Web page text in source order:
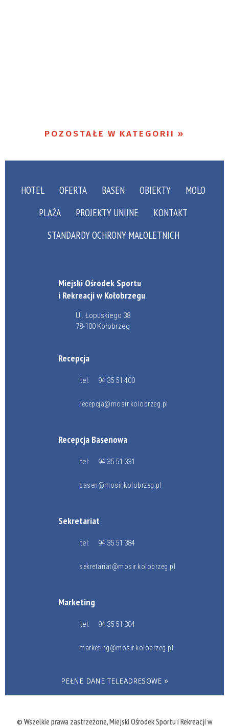
POZOSTAŁE W KATEGORII
HOTEL OFERTA BASEN OBIEKTY
MOLO
PLAŻA
PROJEKTY UNIJNE
KONTAKT
STANDARDY OCHRONY MAŁOLETNICH
Miejski Ośrodek Sportu
i Rekreacji w Kołobrzegu
Ul. Łopuskiego 38
78-100 Kołobrzeg
Recepcja
tel: 94 35 51 400
recepcja@mosir.kolobrzeg.pl
Recepcja Basenowa
tel: 94 35 51 331
basen@mosir.kolobrzeg.pl
Sekretariat
tel: 94 35 51 384
sekretariat@mosir.kolobrzeg.pl
Marketing
tel: 94 35 51 304
marketing@mosir.kolobrzeg.pl
PEŁNE DANE TELEADRESOWE »
© Wszelkie prawa zastrzeżone, Miejski Ośrodek Sportu i Rekreacji w